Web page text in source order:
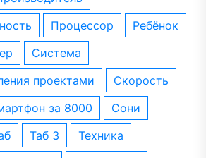
процессор
ребёнок
система
проектами
скорость
за 8000
сони
таб 3
техника